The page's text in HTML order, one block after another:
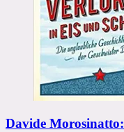
Davide